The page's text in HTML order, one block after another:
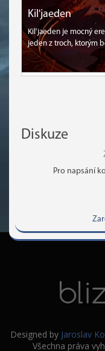
Kil'jaeden
Kil'jaeden je mocný
jeden z troch, ktorým
Diskuze
Pro napsání
Designed by Jaroslav
Všechna práva